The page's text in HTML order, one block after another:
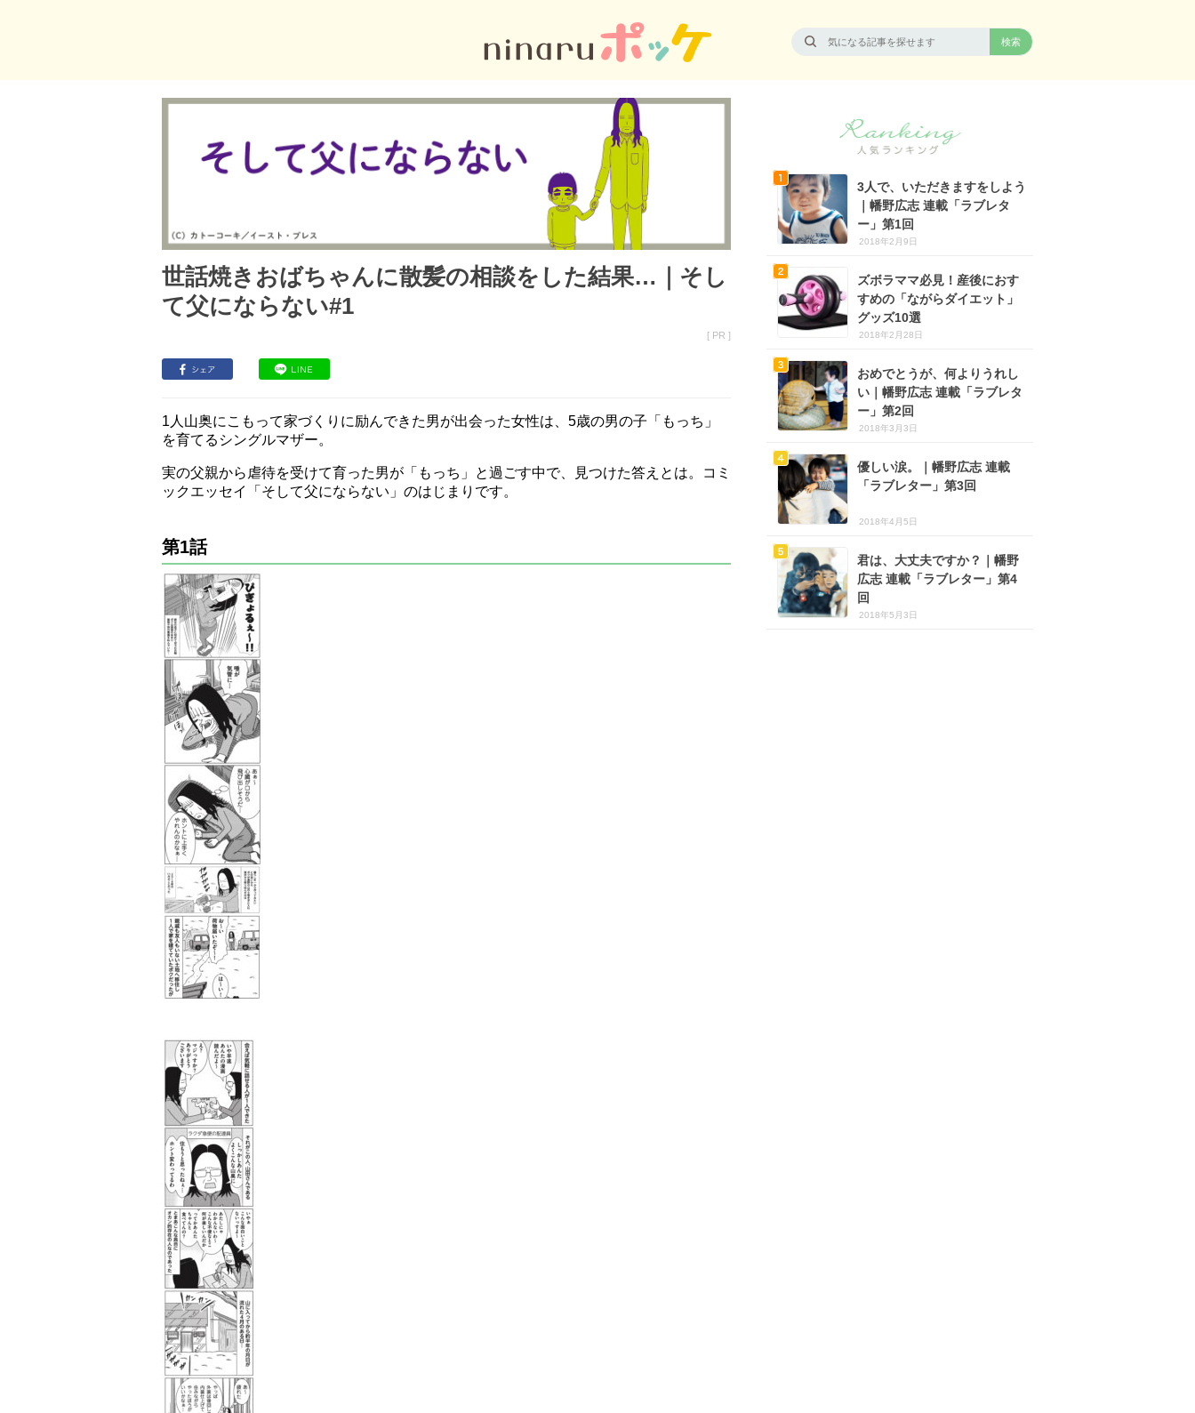
世話焼きおばちゃんに散髪の相談をした結果…｜そし
て父にならない#1
[ PR ]
1人山奥にこもって家づくりに励んできた男が出会った女性は、5歳の男の子「もっち」
を育てるシングルマザー。
実の父親から虐待を受けて育った男が「もっち」と過ごす中で、見つけた答えとは。コミ
ックエッセイ「そして父にならない」のはじまりです。
第1話
3人で、いただきますをしよう
｜幡野広志 連載「ラブレタ
ー」第1回
2018年2月9日
ズボラママ必見！産後におす
すめの「ながらダイエット」
グッズ10選
2018年2月28日
おめでとうが、何よりうれし
い｜幡野広志 連載「ラブレタ
ー」第2回
2018年3月3日
優しい涙。｜幡野広志 連載
「ラブレター」第3回
2018年4月5日
君は、大丈夫ですか？｜幡野
広志 連載「ラブレター」第4
回
2018年5月3日